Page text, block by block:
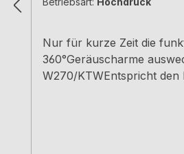
Nur für kurze Zeit die
360°Geräuscharme
W270/KTWEntspricht